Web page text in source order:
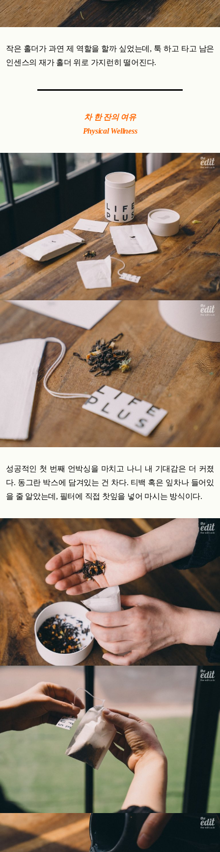
작은 홀더가 과연 제 역할을 할까 싶었는데, 툭 하고 타고 남은
인센스의 재가 홀더 위로 가지런히 떨어진다.
차 한 잔의 여유
Physical Wellness
성공적인 첫 번째 언박싱을 마치고 나니 내 기대감은 더 커졌
다. 동그란 박스에 담겨있는 건 차다. 티백 혹은 잎차나 들어있
을 줄 알았는데, 필터에 직접 찻잎을 넣어 마시는 방식이다.